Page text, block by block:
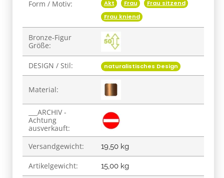
Form / Motiv:
Akt
Frau
Frau sitzend
Frau kniend
Bronze-Figur
Größe:
DESIGN / Stil: naturalistisches Design
Material:
___ARCHIV -
Achtung
ausverkauft:
Versandgewicht:
19,50 kg
Artikelgewicht: 15,00 kg